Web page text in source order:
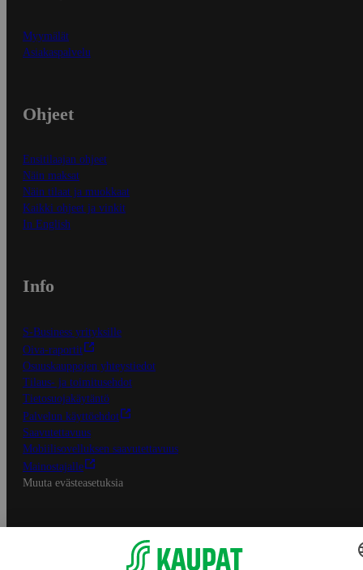
Myymälät
Asiakaspalvelu
Ohjeet
Ensitilaajan ohjeet
Näin maksat
Näin tilaat ja muokkaat
Kaikki ohjeet ja vinkit
In English
Info
S-Business yrityksille
Oiva-raportit
Osuuskauppojen yhteystiedot
Tilaus- ja toimitusehdot
Tietosuojakäytäntö
Palvelun käyttöehdot
Saavutettavuus
Mobiilisovelluksen saavutettavuus
Mainostajalle
Muuta evästeasetuksia
S-ryhmän palvelut